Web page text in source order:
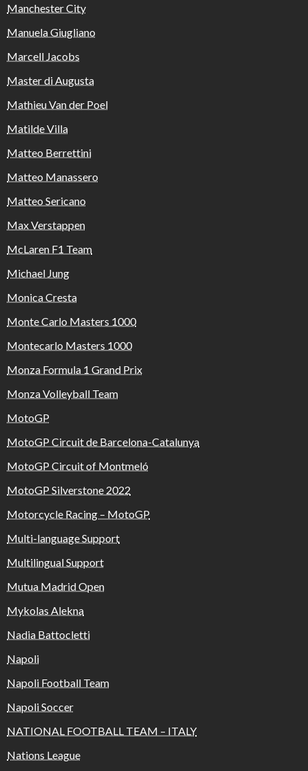
Manchester City
Manuela Giugliano
Marcell Jacobs
Master di Augusta
Mathieu Van der Poel
Matilde Villa
Matteo Berrettini
Matteo Manassero
Matteo Sericano
Max Verstappen
McLaren F1 Team
Michael Jung
Monica Cresta
Monte Carlo Masters 1000
Montecarlo Masters 1000
Monza Formula 1 Grand Prix
Monza Volleyball Team
MotoGP
MotoGP Circuit de Barcelona-Catalunya
MotoGP Circuit of Montmeló
MotoGP Silverstone 2022
Motorcycle Racing – MotoGP
Multi-language Support
Multilingual Support
Mutua Madrid Open
Mykolas Alekna
Nadia Battocletti
Napoli
Napoli Football Team
Napoli Soccer
NATIONAL FOOTBALL TEAM – ITALY
Nations League